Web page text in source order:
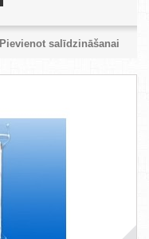
Pievienot salīdzināšanai